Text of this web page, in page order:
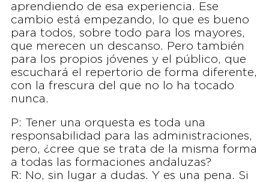
aprendiendo de esa experiencia. Ese
cambio está empezando, lo que es bueno
para todos, sobre todo para los mayores,
que merecen un descanso. Pero también
para los propios jóvenes y el público, que
escuchará el repertorio de forma diferente,
con la frescura del que no lo ha tocado
nunca.
P: Tener una orquesta es toda una
responsabilidad para las administraciones,
pero, ¿cree que se trata de la misma forma
a todas las formaciones andaluzas?
R: No, sin lugar a dudas. Y es una pena. Si